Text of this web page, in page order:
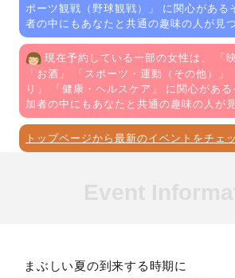
ポーツ観戦（野球観戦）
」 に関心がある
者の中にもあなたと共通の趣味の人が見
現在予約している一部の女性は、 「
「お酒 」 「 スポーツ・運動（その他） 」
り 」 「健康・ヘルスケア 」 に関心があ
加者の中にもあなたと共通の趣味の人が
トップページから最新のイベントをチェ
まぶしい夏の到来する時期に